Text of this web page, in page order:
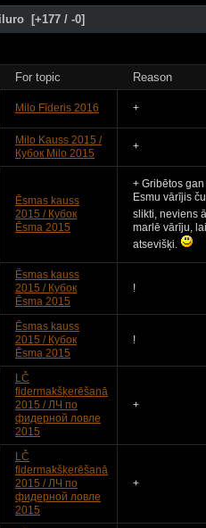
[+177 / -0]
For topic Reason
Milo Fīderis 2016 +
Milo Kauss 2015 /
Кубок Milo 2015
+
Ēsmas kauss
2015 / Кубок
Ēsma 2015
+ Gribētos
Esmu vārījis
slikti, neviens
marlē vārīju,
atsevišķi.
Ēsmas kauss
2015 / Кубок
Ēsma 2015
!
Ēsmas kauss
2015 / Кубок
Ēsma 2015
!
LČ
fidermakšķerēšanā
2015 / ЛЧ по
фидерной ловле
2015
+
LČ
fidermakšķerēšanā
2015 / ЛЧ по
фидерной ловле
2015
+